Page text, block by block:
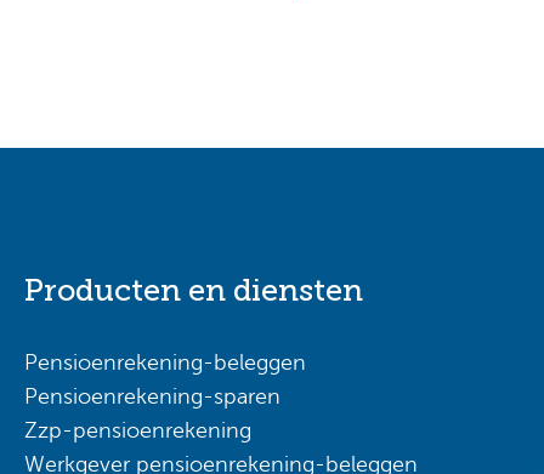
Producten en diensten
Pensioenrekening-beleggen
Pensioenrekening-sparen
Zzp-pensioenrekening
Werkgever pensioenrekening-beleggen